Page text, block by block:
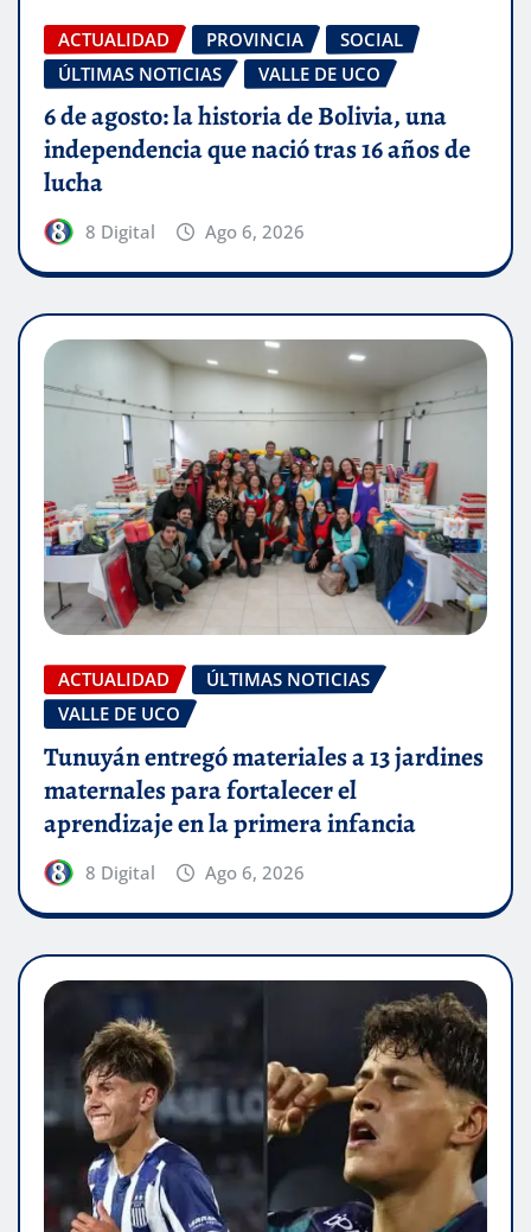
ACTUALIDAD PROVINCIA
SOCIAL
ÚLTIMAS NOTICIAS
VALLE DE UCO
6 de agosto: la historia de Bolivia, una
independencia que nació tras 16 años de
lucha
8 Digital Ago 6, 2026
ACTUALIDAD
ÚLTIMAS NOTICIAS
VALLE DE UCO
Tunuyán entregó materiales a 13 jardines
maternales para fortalecer el
aprendizaje en la primera infancia
8 Digital Ago 6, 2026